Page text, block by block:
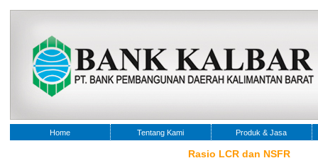
Home Tentang Kami Produk & Jasa
Rasio LCR dan NSFR